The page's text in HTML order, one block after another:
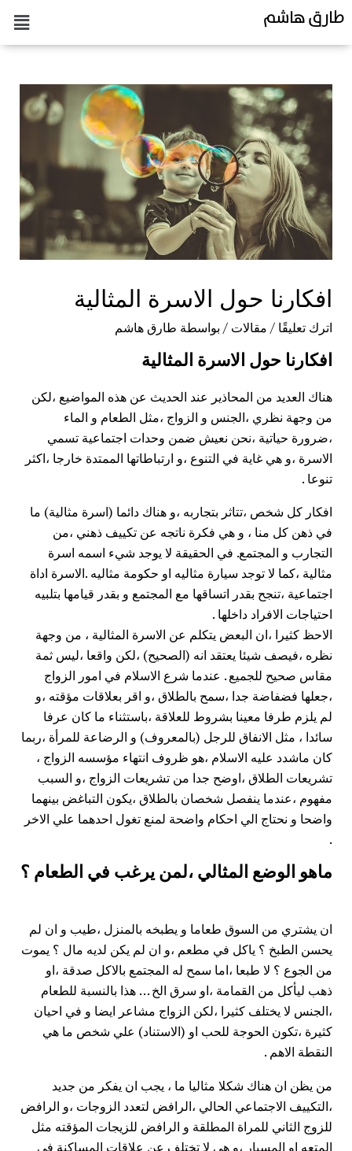
طارق هاشم
افكارنا حول الاسرة المثالية
اترك تعليقًا / مقالات / بواسطة طارق هاشم
افكارنا حول الاسرة المثالية
هناك العديد من المحاذير عند الحديث عن هذه المواضيع ،لكن
من وجهة نظري ،الجنس و الزواج ،مثل الطعام و الماء
،ضرورة حياتية ،نحن نعيش ضمن وحدات اجتماعية تسمي
الاسرة ،و هي غاية في التنوع ،و ارتباطاتها الممتدة خارجا ،اكثر
تنوعا .
افكار كل شخص ،تتاثر بتجاربه ،و هناك دائما (اسرة مثالية) ما
في ذهن كل منا ، و هي فكرة ناتجه عن تكييف ذهني ،من
التجارب و المجتمع. في الحقيقة لا يوجد شيء اسمه اسرة
مثالية ،كما لا توجد سيارة مثاليه او حكومة مثاليه .الاسرة اداة
اجتماعية ،تنجح بقدر اتساقها مع المجتمع و بقدر قيامها بتلبيه
احتياجات الافراد داخلها .
الاحظ كثيرا ،ان البعض يتكلم عن الاسرة المثالية ، من وجهة
نظره ،فيصف شيئا يعتقد انه (الصحيح) ،لكن واقعا ،ليس ثمة
مقاس صحيح للجميع . عندما شرع الاسلام في امور الزواج
،جعلها فضفاضة جدا ،سمح بالطلاق ،و اقر بعلاقات مؤقته ،و
لم يلزم طرفا معينا بشروط للعلاقة ،باستثناء ما كان عرفا
سائدا ، مثل الانفاق للرجل (بالمعروف) و الرضاعة للمرأة ،ربما
كان ماشدد عليه الاسلام ،هو ظروف انتهاء مؤسسه الزواج ،
تشريعات الطلاق ،اوضح جدا من تشريعات الزواج ،و السبب
مفهوم ،عندما ينفصل شخصان بالطلاق ،يكون التباغض بينهما
واضحا و نحتاج الي احكام واضحة لمنع تغول احدهما علي الاخر
.
ماهو الوضع المثالي ،لمن يرغب في الطعام ؟
ان يشتري من السوق طعاما و يطبخه بالمنزل ،طيب و ان لم
يحسن الطبخ ؟ ياكل في مطعم ،و ان لم يكن لديه مال ؟ يموت
من الجوع ؟ لا طبعا ،اما سمح له المجتمع بالاكل صدقة ،او
ذهب ليأكل من القمامة ،او سرق الخ … هذا بالنسبة للطعام
،الجنس لا يختلف كثيرا ،لكن الزواج مشاعر ايضا و في احيان
كثيرة ،تكون الحوجة للحب او (الاستناد) علي شخص ما هي
النقطة الاهم .
من يظن ان هناك شكلا مثاليا ما ، يجب ان يفكر من جديد
،التكييف الاجتماعي الحالي ،الرافض لتعدد الزوجات ،و الرافض
للزوج الثاني للمراة المطلقة و الرافض للزيجات المؤقته مثل
المتعه او المسيار ،و هي لا تختلف عن علاقات المساكنة في